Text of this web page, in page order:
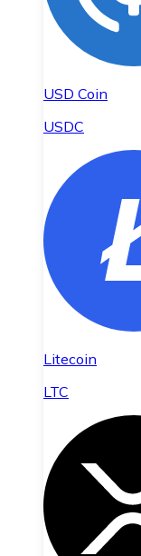
USD Coin
USDC
Litecoin
LTC